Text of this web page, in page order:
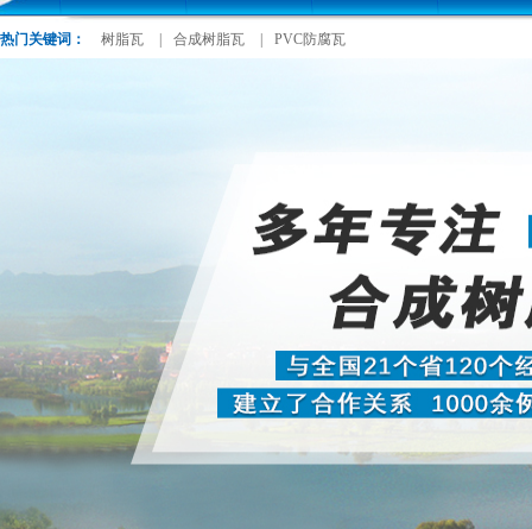
热门关键词： 树脂瓦 合成树脂瓦 PVC防腐瓦